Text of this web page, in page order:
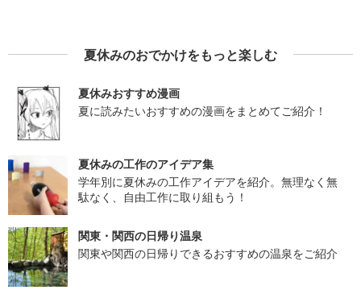
夏休みのおでかけをもっと楽しむ
夏休みおすすめ漫画
夏に読みたいおすすめの漫画をまとめてご紹介！
夏休みの工作のアイデア集
学年別に夏休みの工作アイデアを紹介。無理なく無
駄なく、自由工作に取り組もう！
関東・関西の日帰り温泉
関東や関西の日帰りできるおすすめの温泉をご紹介